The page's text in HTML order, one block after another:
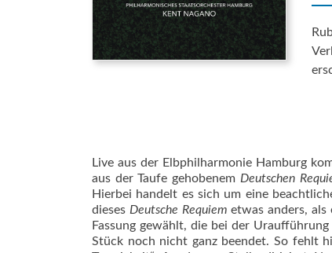
Live aus der Elbphilharmonie Hamburg
aus der Taufe gehobenem Deutschen
Hierbei handelt es sich um eine
dieses Deutsche Requiem etwas anders, als
Fassung gewählt, die bei der
Stück noch nicht ganz beendet. So fehlt